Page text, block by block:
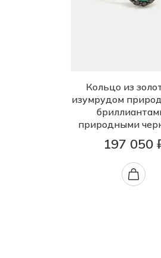
Кольцо из
изумрудом
природными
197 050